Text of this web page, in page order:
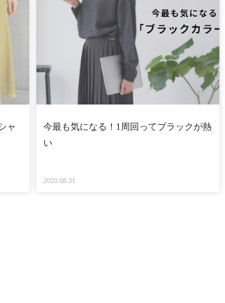
ャ
今最も気になる！1周回ってブラックが熱
い
2020.08.31